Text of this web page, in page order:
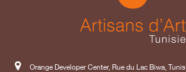
Orange Developer Center, Rue du Lac Biwa, Tunis